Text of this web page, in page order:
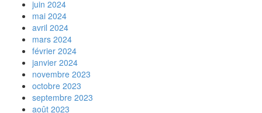
juin 2024
mai 2024
avril 2024
mars 2024
février 2024
janvier 2024
novembre 2023
octobre 2023
septembre 2023
août 2023